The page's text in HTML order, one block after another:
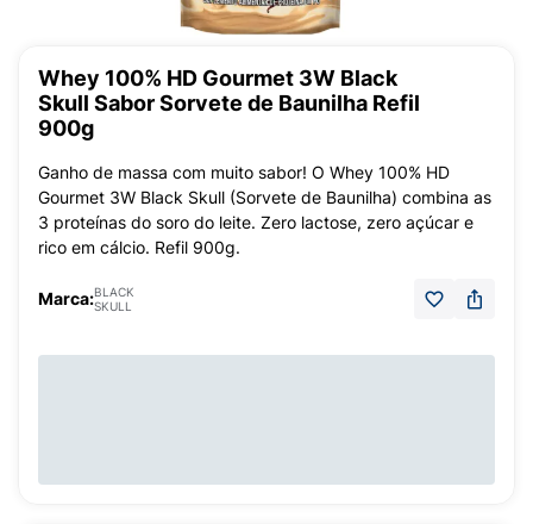
Whey 100% HD Gourmet 3W Black
Skull Sabor Sorvete de Baunilha Refil
900g
Ganho de massa com muito sabor! O Whey 100% HD
Gourmet 3W Black Skull (Sorvete de Baunilha) combina as
3 proteínas do soro do leite. Zero lactose, zero açúcar e
rico em cálcio. Refil 900g.
Marca:BLACK
SKULL